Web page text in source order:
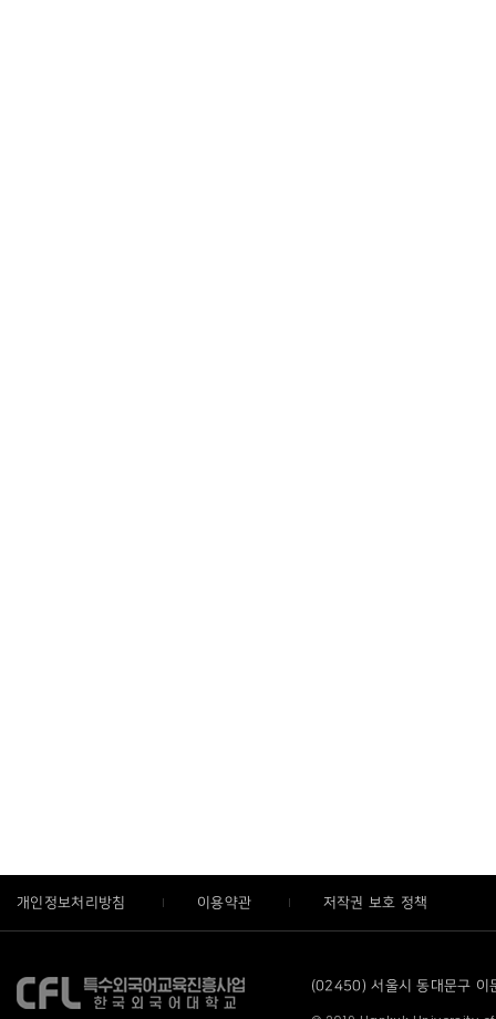
개인정보처리방침 이용약관 저작권 보호 정책
(02450) 서울시 동대문구